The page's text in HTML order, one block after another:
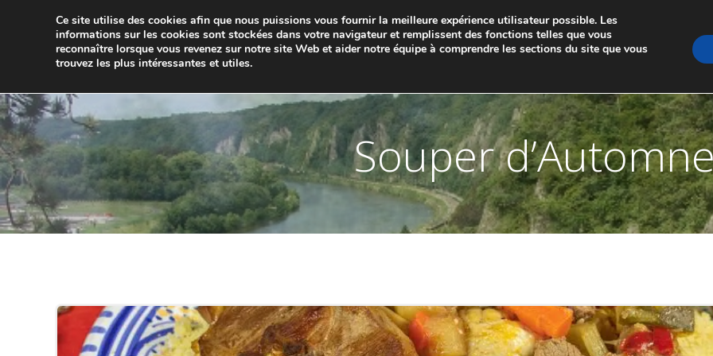
JUMELAGE DE MARCHE-LES-DAMES ET PONTAILLER-
ACCUEIL
Souper
Ce site utilise des cookies afin que nous puissions vous fournir la meilleure expérience utilisateur possible. Les
informations sur les cookies sont stockées dans votre navigateur et remplissent des fonctions telles que vous
reconnaître lorsque vous revenez sur notre site Web et aider notre équipe à comprendre les sections du site que vous
trouvez les plus intéressantes et utiles.